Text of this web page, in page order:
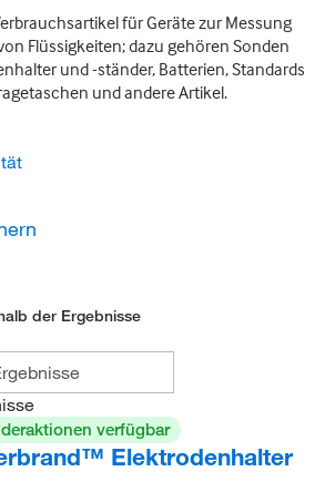
für Geräte zur Messung
Flüssigkeiten; dazu gehören Sonden
und -ständer, Batterien, Standards
und andere Artikel.
der Ergebnisse
verfügbar
Elektrodenhalter